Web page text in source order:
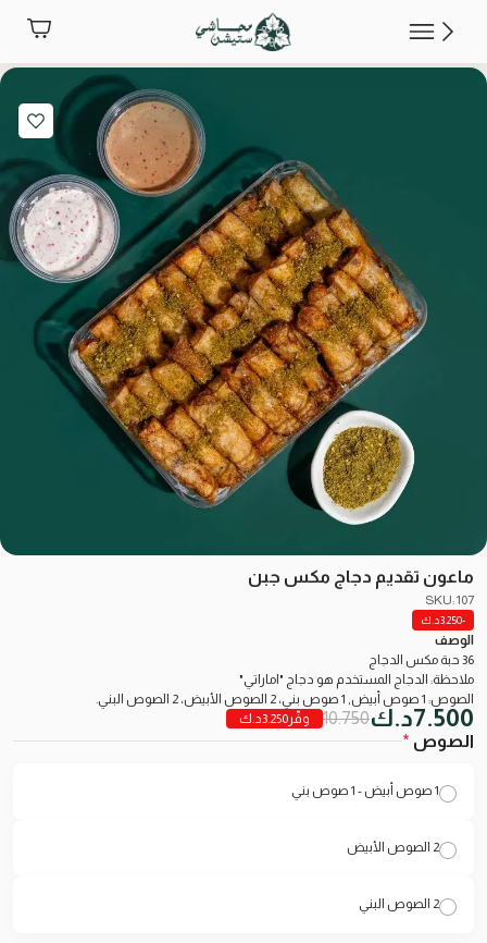
ماعون تقديم دجاج مكس جبن
SKU: 107
-3.250 د.ك
الوصف
36 حبة مكس الدجاج
ملاحظة: الدجاج المستخدم هو دجاج "اماراتي"
الصوص: 1 صوص أبيض, 1 صوص بني، 2 الصوص الأبيض، 2 الصوص البني.
وفّر 3.250د.ك 10.750 7.500د.ك
الصوص *
1 صوص أبيض - 1 صوص بني
2 الصوص الأبيض
2 الصوص البني